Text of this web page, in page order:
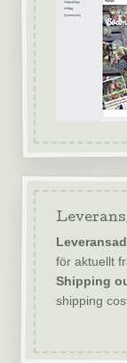
för aktuellt
Shipping
shipping